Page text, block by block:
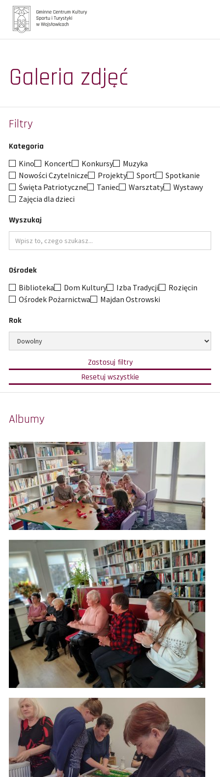
Aktualności
Turystyka
Biblioteka
Kontakt
Galeria zdjęć
Filtry
Kategoria
Kino Koncert Konkursy
Muzyka
Nowości Czytelnicze
Projekty Sport
Spotkanie
Święta Patriotyczne
Taniec Warsztaty
Wystawy
Zajęcia dla dzieci
Wyszukaj
to
czego
szukasz
Ośrodek
Biblioteka Dom Kultury Izba Tradycji
Rozięcin
Ośrodek Pożarnictwa
Majdan Ostrowski
Rok
Ogranicz
wybór
określonego
roku
Zastosuj filtryw
oparciu
o
wybrane
kategorie,
ośrodki
Resetuj wszystkiefiltry
i
wszystkie
Albumy